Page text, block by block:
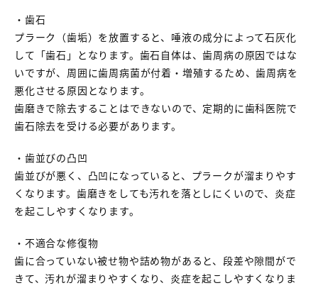
・歯石
プラーク（歯垢）を放置すると、唾液の成分によって石灰化
して「歯石」となります。歯石自体は、歯周病の原因ではな
いですが、周囲に歯周病菌が付着・増殖するため、歯周病を
悪化させる原因となります。
歯磨きで除去することはできないので、定期的に歯科医院で
歯石除去を受ける必要があります。
・歯並びの凸凹
歯並びが悪く、凸凹になっていると、プラークが溜まりやす
くなります。歯磨きをしても汚れを落としにくいので、炎症
を起こしやすくなります。
・不適合な修復物
歯に合っていない被せ物や詰め物があると、段差や隙間がで
きて、汚れが溜まりやすくなり、炎症を起こしやすくなりま